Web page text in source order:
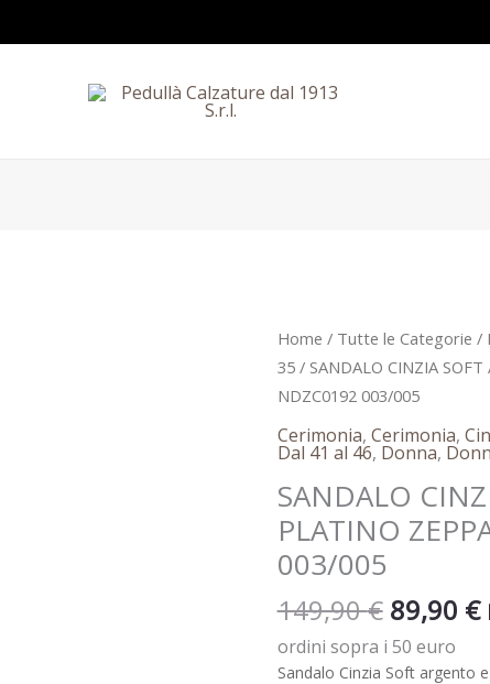
Home / Tutte le Categorie /
35/ SANDALO CINZIA SOFT
NDZC0192 003/005
Cerimonia, Cerimonia,
Dal 41 al 46, Donna,
SANDALO
PLATINO
003/005
149,90€
Il
prezzo
originale
era:
149,90
89,90 €
ordini sopra i 50 euro
Sandalo Cinzia Soft argento
SANDALO
CINZIA
SOFT
ARGENTO
E
PLATINO
ZEPPA
ALTA
art.
NDZC0192
003/005
quantità